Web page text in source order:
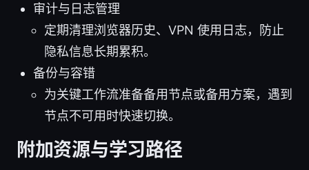
审计与日志管理
定期清理浏览器历史、VPN 使用日志，防止
隐私信息长期累积。
备份与容错
为关键工作流准备备用节点或备用方案，遇到
节点不可用时快速切换。
附加资源与学习路径